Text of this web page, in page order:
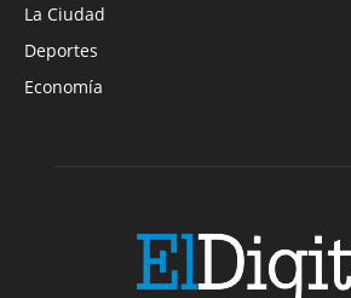
La Ciudad
Deportes
Economía